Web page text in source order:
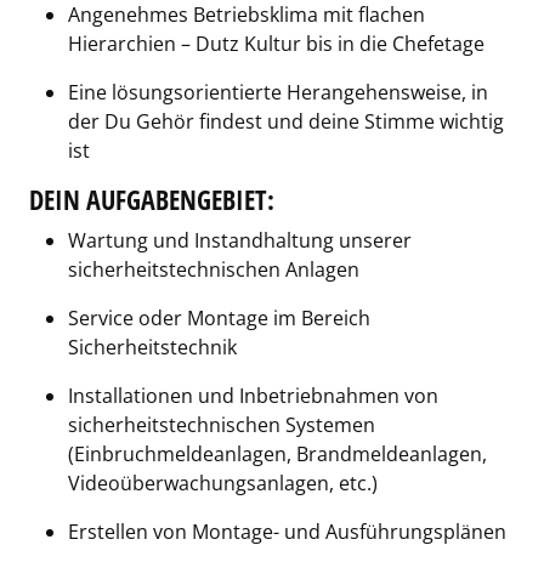
Angenehmes Betriebsklima mit flachen
Hierarchien – Dutz Kultur bis in die Chefetage
Eine lösungsorientierte Herangehensweise, in
der Du Gehör findest und deine Stimme wichtig
ist
DEIN AUFGABENGEBIET:
Wartung und Instandhaltung unserer
sicherheitstechnischen Anlagen
Service oder Montage im Bereich
Sicherheitstechnik
Installationen und Inbetriebnahmen von
sicherheitstechnischen Systemen
(Einbruchmeldeanlagen, Brandmeldeanlagen,
Videoüberwachungsanlagen, etc.)
Erstellen von Montage- und Ausführungsplänen